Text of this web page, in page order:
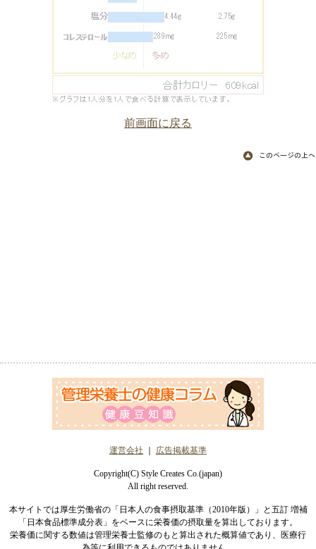
前画面に戻る
運営会社 広告掲載基準
Copyright(C) Style Creates Co.(japan)
All right reserved.
本サイトでは厚生労働省の「日本人の食事摂取基準（2010年版）」と五訂 増補
「日本食品標準成分表」をベースに栄養価の摂取量を算出しております。
栄養価に関する数値は管理栄養士監修のもと算出された概算値であり、医療行